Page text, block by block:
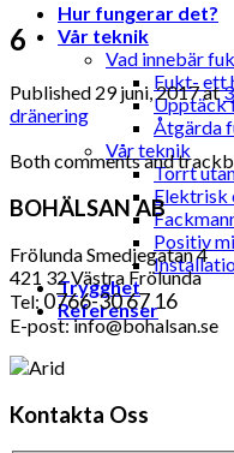
Hur fungerar det?
Vår teknik
Vad innebär
Fukt- ett
Upptäck
Åtgärda
Vår teknik
Torrt
Elektrisk
Positiv
Trygghet
Referenser
6
Published 29 juni, 2017at
dränering
Both comments and
BOHÄLSAN AB
Frölunda Smedjegatan 4
421 32 Västra Frölunda
Tel: 0766-30 67 16
E-post: info@bohalsan.se
Kontakta Oss